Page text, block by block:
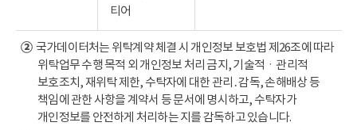
티어
②국가데이터처는 위탁계약 체결 시 개인정보 보호법 제26조에 따라
위탁업무 수행 목적 외 개인정보 처리 금지, 기술적ㆍ관리적
보호조치, 재위탁 제한, 수탁자에 대한 관리․감독, 손해배상 등
책임에 관한 사항을 계약서 등 문서에 명시하고, 수탁자가
개인정보를 안전하게 처리하는 지를 감독하고 있습니다.